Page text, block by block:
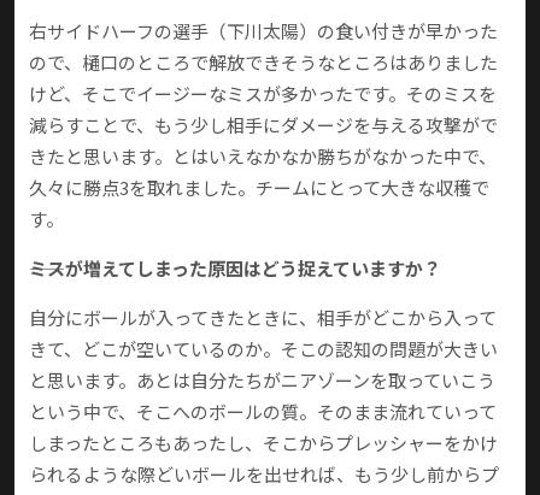
右サイドハーフの選手（下川太陽）の食い付きが早かった
ので、樋口のところで解放できそうなところはありました
けど、そこでイージーなミスが多かったです。そのミスを
減らすことで、もう少し相手にダメージを与える攻撃がで
きたと思います。とはいえなかなか勝ちがなかった中で、
久々に勝点3を取れました。チームにとって大きな収穫で
す。
――ミスが増えてしまった原因はどう捉えていますか？
自分にボールが入ってきたときに、相手がどこから入って
きて、どこが空いているのか。そこの認知の問題が大きい
と思います。あとは自分たちがニアゾーンを取っていこう
という中で、そこへのボールの質。そのまま流れていって
しまったところもあったし、そこからプレッシャーをかけ
られるような際どいボールを出せれば、もう少し前からプ